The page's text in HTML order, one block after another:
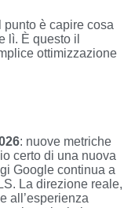
punto è capire cosa
lì. È questo il
ottimizzazione
: nuove metriche
certo di una nuova
Google continua a
La direzione reale,
all’esperienza